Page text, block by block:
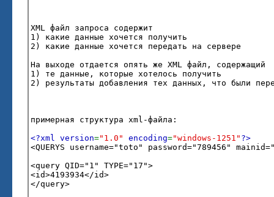
XML файл запроса содержит
1) какие данные хочется получить
2) какие данные хочется передать на сервере
На выходе отдается опять же XML файл, содержащий
1) те данные, которые хотелось получить
2) результаты добавления тех данных, что были
примерная структура xml-файла:
<?xml version="1.0" encoding="windows-1251" ?>
<QUERYS username="toto" password="789456"
<query QID="1" TYPE="17">
<id>4193934</id>
</query>